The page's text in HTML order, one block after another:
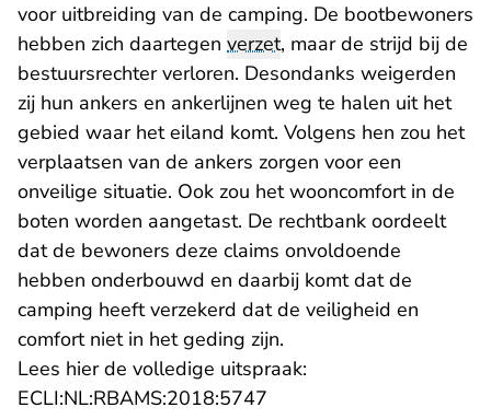
voor uitbreiding van de camping. De bootbewoners
hebben zich daartegen verzet, maar de strijd bij de
bestuursrechter verloren. Desondanks weigerden
zij hun ankers en ankerlijnen weg te halen uit het
gebied waar het eiland komt. Volgens hen zou het
verplaatsen van de ankers zorgen voor een
onveilige situatie. Ook zou het wooncomfort in de
boten worden aangetast. De rechtbank oordeelt
dat de bewoners deze claims onvoldoende
hebben onderbouwd en daarbij komt dat de
camping heeft verzekerd dat de veiligheid en
comfort niet in het geding zijn.
Lees hier de volledige uitspraak:
ECLI:NL:RBAMS:2018:5747